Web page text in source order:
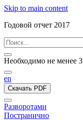
Skip to main content
Годовой отчет 2017
Необходимо не менее
en
Скачать PDF
Разворотами
Постранично